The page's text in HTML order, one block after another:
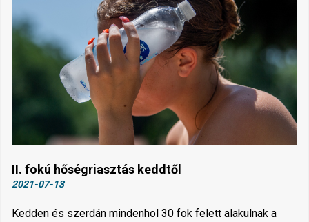
II. fokú hőségriasztás keddtől
2021-07-13
Kedden és szerdán mindenhol 30 fok felett alakulnak a